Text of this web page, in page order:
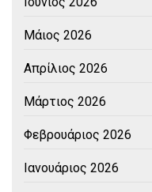
Μάιος 2026
Απρίλιος 2026
Μάρτιος 2026
Φεβρουάριος 2026
Ιανουάριος 2026